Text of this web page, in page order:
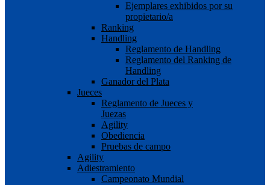
Ejemplares exhibidos por su
propietario/a
Ranking
Handling
Reglamento de Handling
Reglamento del Ranking de
Handling
Ganador del Plata
Jueces
Reglamento de Jueces y
Juezas
Agility
Obediencia
Pruebas de campo
Agility
Adiestramiento
Campeonato Mundial